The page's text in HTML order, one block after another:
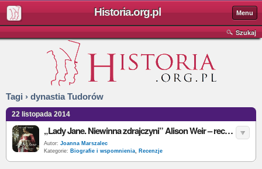
Historia.org.pl Menu
Szukaj
Tagi › dynastia Tudorów
22 listopada 2014
„Lady Jane. Niewinna zdrajczyni” Alison Weir – recenzja
Autor: Joanna Marszalec
Kategorie: Biografie i wspomnienia, Recenzje